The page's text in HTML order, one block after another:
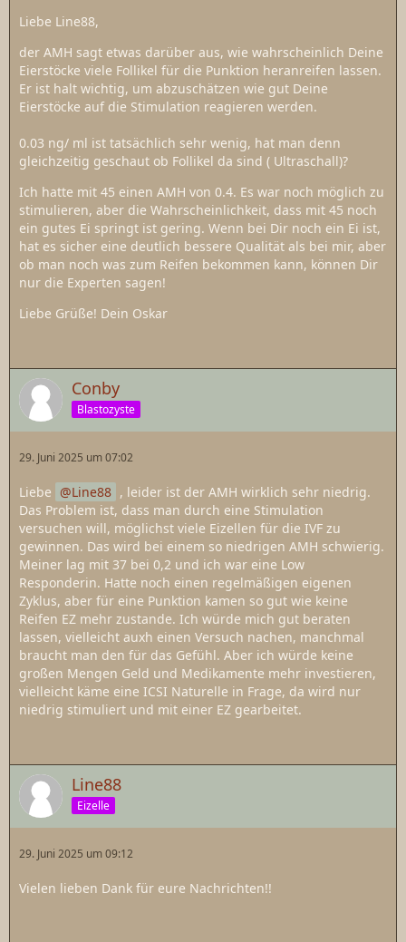
Liebe Line88,
der AMH sagt etwas darüber aus, wie wahrscheinlich Deine
Eierstöcke viele Follikel für die Punktion heranreifen lassen.
Er ist halt wichtig, um abzuschätzen wie gut Deine
Eierstöcke auf die Stimulation reagieren werden.
0.03 ng/ ml ist tatsächlich sehr wenig, hat man denn
gleichzeitig geschaut ob Follikel da sind ( Ultraschall)?
Ich hatte mit 45 einen AMH von 0.4. Es war noch möglich zu
stimulieren, aber die Wahrscheinlichkeit, dass mit 45 noch
ein gutes Ei springt ist gering. Wenn bei Dir noch ein Ei ist,
hat es sicher eine deutlich bessere Qualität als bei mir, aber
ob man noch was zum Reifen bekommen kann, können Dir
nur die Experten sagen!
Liebe Grüße! Dein Oskar
Conby
Blastozyste
29. Juni 2025 um 07:02
Liebe Line88 , leider ist der AMH wirklich sehr niedrig.
Das Problem ist, dass man durch eine Stimulation
versuchen will, möglichst viele Eizellen für die IVF zu
gewinnen. Das wird bei einem so niedrigen AMH schwierig.
Meiner lag mit 37 bei 0,2 und ich war eine Low
Responderin. Hatte noch einen regelmäßigen eigenen
Zyklus, aber für eine Punktion kamen so gut wie keine
Reifen EZ mehr zustande. Ich würde mich gut beraten
lassen, vielleicht auxh einen Versuch nachen, manchmal
braucht man den für das Gefühl. Aber ich würde keine
großen Mengen Geld und Medikamente mehr investieren,
vielleicht käme eine ICSI Naturelle in Frage, da wird nur
niedrig stimuliert und mit einer EZ gearbeitet.
Line88
Eizelle
29. Juni 2025 um 09:12
Vielen lieben Dank für eure Nachrichten!!